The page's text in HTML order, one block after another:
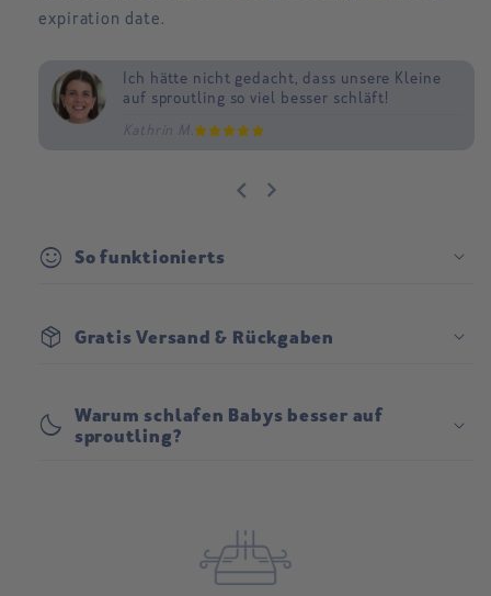
expiration date.
Ich hätte nicht gedacht, dass unsere Kleine
auf sproutling so viel besser schläft!
Kathrin M.
Wir können nachts wieder schlafen und
fühlen uns so viel besser!
Judith B.
Kein Vergleich zu vorher, wo wir Sorge um
unseren Kleinen im Schlaf hatten!
Lena B.
sentiment_satisfied So funktionierts
package_2 Gratis Versand & Rückgaben
bedtime
Warum schlafen Babys besser auf
sproutling?